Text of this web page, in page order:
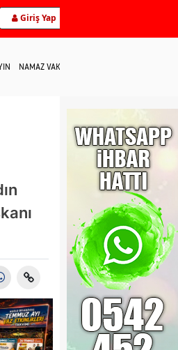
Giriş Yap
NAMAZ VAKİTLERİ